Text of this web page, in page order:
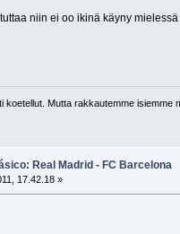
niin ei oo ikinä käyny
koetellut. Mutta rakkautemme
Real Madrid - FC Barcelona
17.42.18 »